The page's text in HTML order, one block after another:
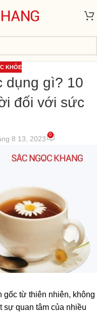
KHỎE
dụng gì? 10
đối với sức
8 13, 2023 0
từ thiên nhiên, không
sự quan tâm của nhiều